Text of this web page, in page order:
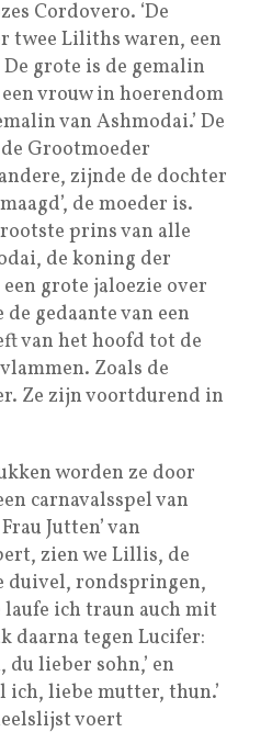
Cordovero. ‘De
twee Liliths waren, een
grote is de gemalin
vrouw in hoerendom
van Ashmodai.’ De
Grootmoeder
zijnde de dochter
de moeder is.
prins van alle
de koning der
grote jaloezie over
gedaante van een
van het hoofd tot de
Zoals de
Ze zijn voortdurend in
worden ze door
carnavalsspel van
Jutten’ van
zien we Lillis, de
duivel, rondspringen,
laufe ich traun auch mit
daarna tegen Lucifer:
lieber sohn,’ en
ich, liebe mutter, thun.’
voert